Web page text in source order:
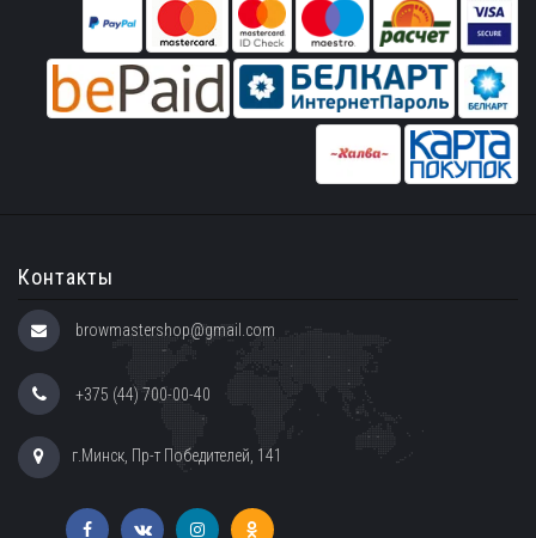
Контакты
browmastershop@gmail.com
+375 (44) 700-00-40
г.Минск, Пр-т Победителей, 141